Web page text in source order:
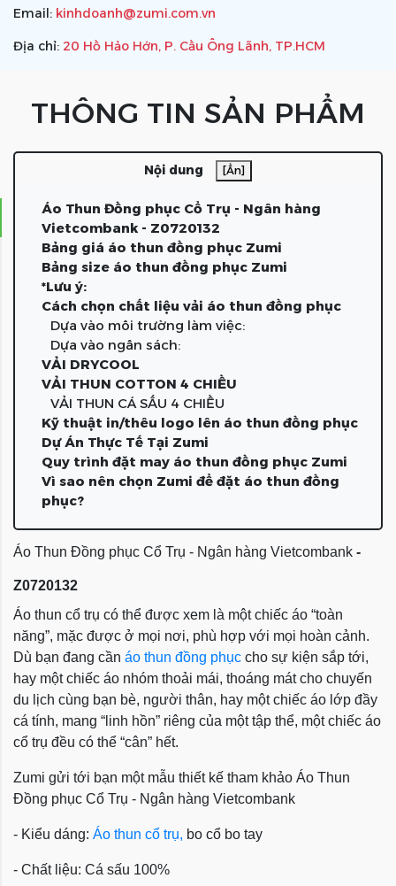
Email: kinhdoanh@zumi.com.vn
Địa chỉ: 20 Hồ Hảo Hớn, P. Cầu Ông Lãnh, TP.HCM
THÔNG TIN SẢN PHẨM
Nội dung [Ẩn]
Áo Thun Đồng phục Cổ Trụ - Ngân hàng
Vietcombank - Z0720132
Bảng giá áo thun đồng phục Zumi
Bảng size áo thun đồng phục Zumi
*Lưu ý:
Cách chọn chất liệu vải áo thun đồng phục
Dựa vào môi trường làm việc:
Dựa vào ngân sách:
VẢI DRYCOOL
VẢI THUN COTTON 4 CHIỀU
VẢI THUN CÁ SẤU 4 CHIỀU
Kỹ thuật in/thêu logo lên áo thun đồng phục
Dự Án Thực Tế Tại Zumi
Quy trình đặt may áo thun đồng phục Zumi
Vì sao nên chọn Zumi để đặt áo thun đồng
phục?
Áo Thun Đồng phục Cổ Trụ - Ngân hàng Vietcombank -
Z0720132
Áo thun cổ trụ có thể được xem là một chiếc áo “toàn
năng”, mặc được ở mọi nơi, phù hợp với mọi hoàn cảnh.
Dù bạn đang cần áo thun đồng phục cho sự kiện sắp tới,
hay một chiếc áo nhóm thoải mái, thoáng mát cho chuyến
du lịch cùng bạn bè, người thân, hay một chiếc áo lớp đầy
cá tính, mang “linh hồn” riêng của một tập thể, một chiếc áo
cổ trụ đều có thể “cân” hết.
Zumi gửi tới bạn một mẫu thiết kế tham khảo Áo Thun
Đồng phục Cổ Trụ - Ngân hàng Vietcombank
- Kiểu dáng: Áo thun cổ trụ, bo cổ bo tay
- Chất liệu: Cá sấu 100%